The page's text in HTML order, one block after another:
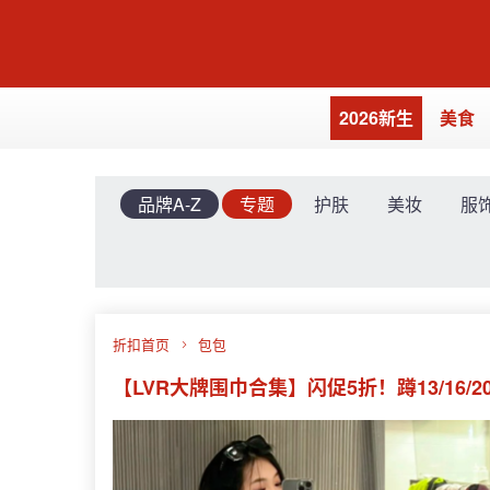
2026新生 美食
品牌A-Z 专题 护肤 美妆 服
折扣首页 包包
【LVR大牌围巾合集】闪促5折！蹲13/